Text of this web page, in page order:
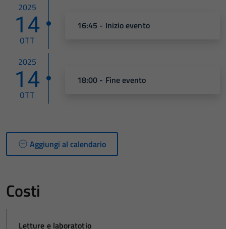
2025
14
OTT
16:45 - Inizio evento
2025
14
OTT
18:00 - Fine evento
Aggiungi al calendario
Costi
Letture e laboratotio